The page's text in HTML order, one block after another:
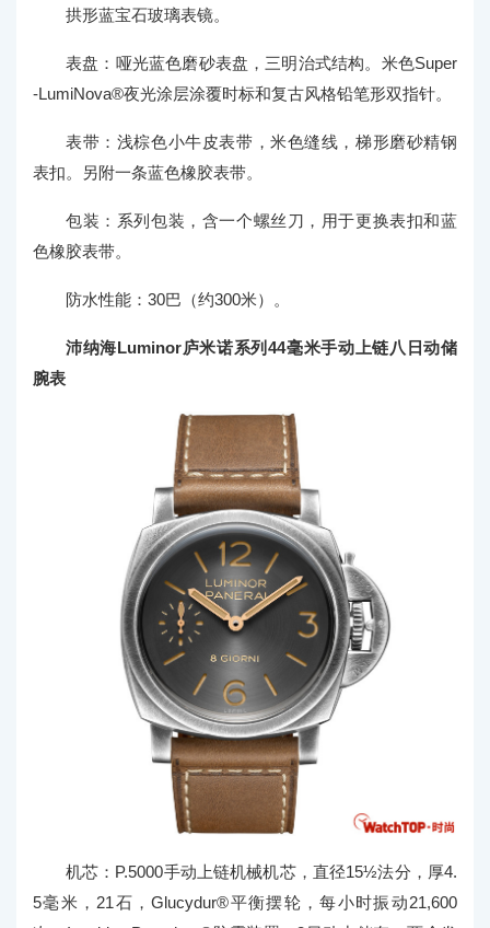
拱形蓝宝石玻璃表镜。
表盘：哑光蓝色磨砂表盘，三明治式结构。米色Super
-LumiNova®夜光涂层涂覆时标和复古风格铅笔形双指针。
表带：浅棕色小牛皮表带，米色缝线，梯形磨砂精钢
表扣。另附一条蓝色橡胶表带。
包装：系列包装，含一个螺丝刀，用于更换表扣和蓝
色橡胶表带。
防水性能：30巴（约300米）。
沛纳海Luminor庐米诺系列44毫米手动上链八日动储
腕表
机芯：P.5000手动上链机械机芯，直径15½法分，厚4.
5毫米，21石，Glucydur®平衡摆轮，每小时振动21,600